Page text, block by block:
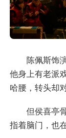
陈佩斯饰
他身上有老派
哈腰，转头却
但侯喜亭
指着脑门，也